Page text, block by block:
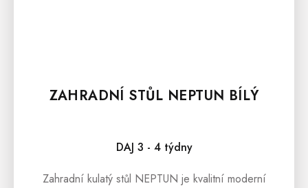
ZAHRADNÍ STŮL NEPTUN BÍLÝ
DAJ 3 - 4 týdny
Zahradní kulatý stůl NEPTUN je kvalitní moderní